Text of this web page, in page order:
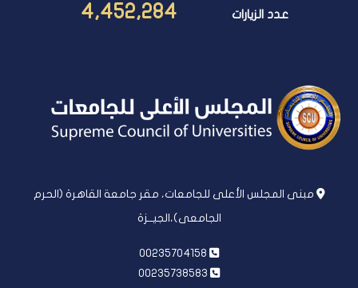
عدد الزيارات 4,452,284
مبنى المجلس الأعلى للجامعات، مقر جامعة القاهرة (الحرم
الجامعى)،الجيــزة